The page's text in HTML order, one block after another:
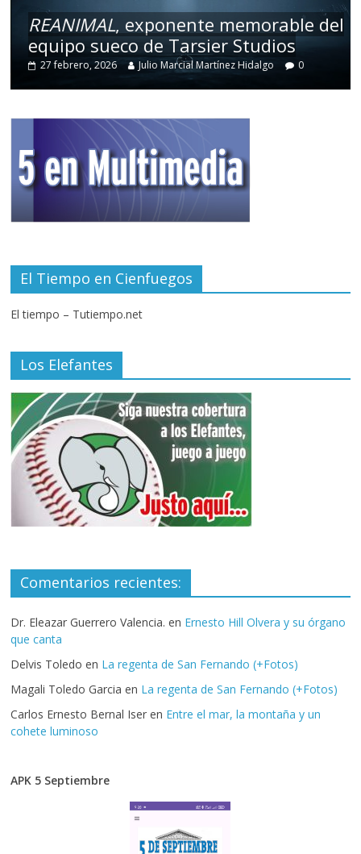
REANIMAL, exponente memorable del
equipo sueco de Tarsier Studios
27 febrero, 2026 Julio Marcial Martínez Hidalgo 0
El Tiempo en Cienfuegos
El tiempo – Tutiempo.net
Los Elefantes
Comentarios recientes:
Dr. Eleazar Guerrero Valencia. en Ernesto Hill Olvera y su órgano
que canta
Delvis Toledo en La regenta de San Fernando (+Fotos)
Magali Toledo Garcia en La regenta de San Fernando (+Fotos)
Carlos Ernesto Bernal Iser en Entre el mar, la montaña y un
cohete luminoso
APK 5 Septiembre